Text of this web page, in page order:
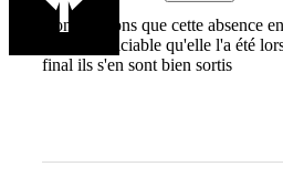
Bon espérons que cette absence
peu préjudiciable qu'elle l'a été
final ils s'en sont bien sortis